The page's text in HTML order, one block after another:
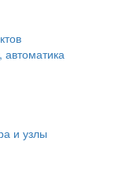
и узлы